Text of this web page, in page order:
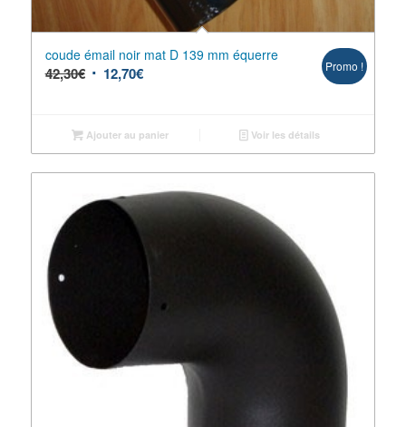
coude émail noir mat D 139 mm équerre
42,30€ 12,70€ Promo !
Ajouter au panier Voir les détails